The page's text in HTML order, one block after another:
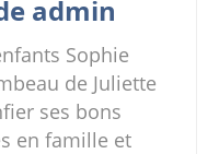
admin
Sophie
de Juliette
ses bons
en famille et